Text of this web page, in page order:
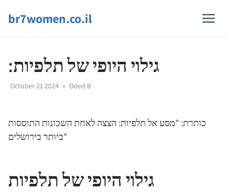
br7women.co.il
:גילוי היופי של תלפיות
October 21 2024 • Oded B
כותרת: "מסע אל תלפיות: הצצה לאחת השכונות התוססות
ביותר בירושלים"
גילוי היופי של תלפיות